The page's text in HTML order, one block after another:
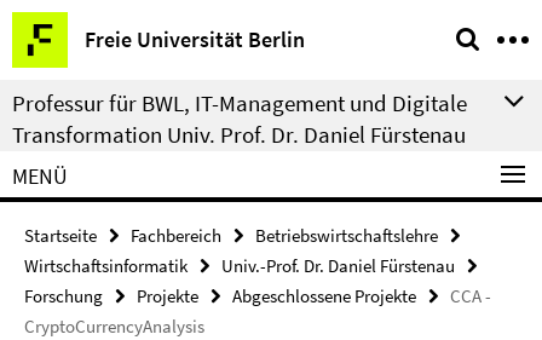
Springe
direkt
zu
Inhalt
Freie Universität Berlin
Service-
Navigation
Professur für BWL, IT-Management und Digitale
Transformation Univ. Prof. Dr. Daniel Fürstenau
MENÜ
Startseite Fachbereich
Betriebswirtschaftslehre
Wirtschaftsinformatik
Univ.-Prof. Dr. Daniel Fürstenau
Forschung
Projekte Abgeschlossene Projekte
CCA -
CryptoCurrencyAnalysis